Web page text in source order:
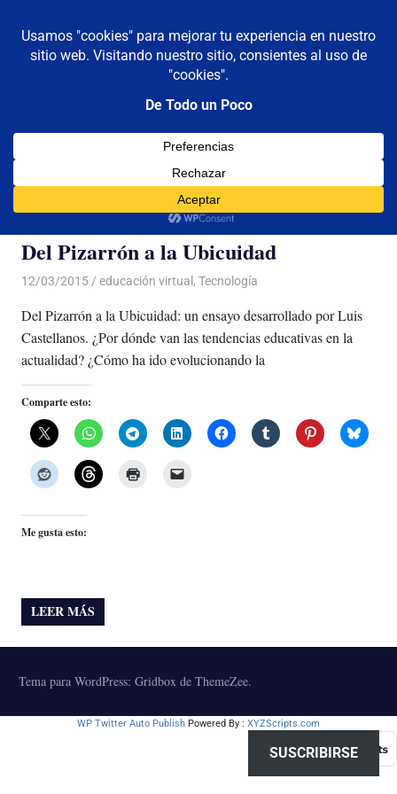
contenido
De todo un poco
Reflexiones,
Viajes
MENÚ
Etiqueta:pacie
Del Pizarrón a la Ubicuidad
12/03/2015 Luis Castellanos
educación virtual , Tecnología
Del Pizarrón a la Ubicuidad: un ensayo desarrollado por Luis
Castellanos. ¿Por dónde van las tendencias educativas en la
actualidad? ¿Cómo ha ido evolucionando la
Comparte esto:
Me gusta esto:
LEER MÁS
Tema para WordPress: Gridbox de ThemeZee.
WP Twitter Auto Publish Powered By : XYZScripts.com
SUSCRIBIRSE